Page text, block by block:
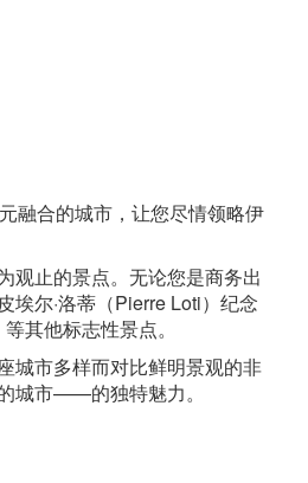
融合的城市，让您尽情领略伊
观止的景点。无论您是商务出
埃尔·洛蒂（Pierre Loti）纪念
其他标志性景点。
城市多样而对比鲜明景观的非
城市——的独特魅力。